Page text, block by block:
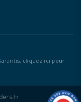
cliquez ici pour